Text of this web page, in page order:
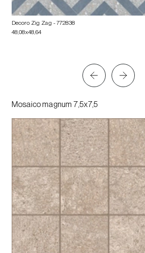
Decoro Zig Zag - 772838
48,08x48,64
Mosaico magnum 7,5x7,5